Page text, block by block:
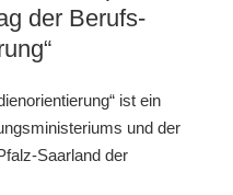
der Berufs-
ist ein
und der
Saarland der